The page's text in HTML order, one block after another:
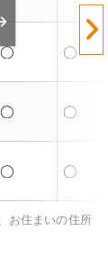
◯ ◯
◯ ◯
◯ ◯
お住まいの住所